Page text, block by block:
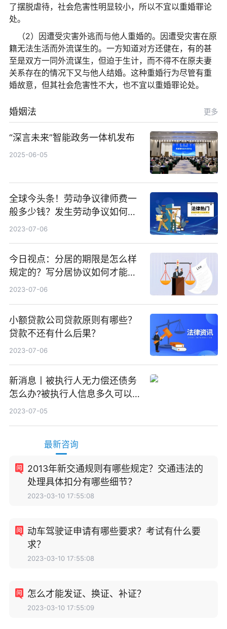
了摆脱虐待，社会危害性明显较小，所以不宜以重婚罪论
处。
（2）因遭受灾害外逃而与他人重婚的。因遭受灾害在原
籍无法生活而外流谋生的。一方知道对方还健在，有的甚
至是双方一同外流谋生，但迫于生计，而不得不在原夫妻
关系存在的情况下又与他人结婚。这种重婚行为尽管有重
婚故意，但其社会危害性不大，也不宜以重婚罪论处。
婚姻法 更多
“深言未来”智能政务一体机发布
2025-06-05
全球今头条！劳动争议律师费一
般多少钱？发生劳动争议如何算
工资？
2023-07-06
今日视点：分居的期限是怎么样
规定的？写分居协议如何才能有
效？
2023-07-06
小额贷款公司贷款原则有哪些？
贷款不还有什么后果？
2023-07-06
新消息丨被执行人无力偿还债务
怎么办?被执行人信息多久可以
消除?
2023-07-05
最新咨询
2013年新交通规则有哪些规定？交通违法的
处理具体扣分有哪些细节？
2023-03-10 17:55:08
动车驾驶证申请有哪些要求？考试有什么要
求？
2023-03-10 17:55:08
怎么才能发证、换证、补证？
2023-03-10 17:55:09